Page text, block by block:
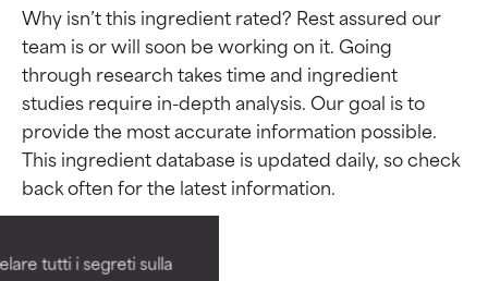
tutti i segreti sulla
Why isn’t this ingredient rated? Rest assured our
team is or will soon be working on it. Going
through research takes time and ingredient
studies require in-depth analysis. Our goal is to
provide the most accurate information possible.
This ingredient database is updated daily, so check
Valutazione degli
ingredienti
Comprovati e sostenuti da studi
Valutazione degli
ingredienti
Comprovati e sostenuti da studi